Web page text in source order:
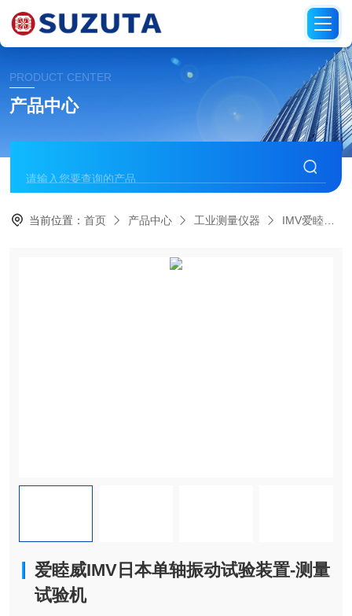
PRODUCT CENTER
产品中心
当前位置：首页 产品中心 工业测量仪器 IMV爱睦威
爱睦威IMV日本单轴振动试验装置-测量
试验机